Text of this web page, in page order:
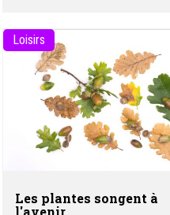
Loisirs
Les plantes songent à
l'avenir